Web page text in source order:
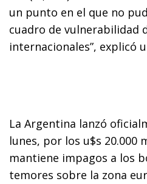
un punto en el que no
cuadro de vulnerabilidad
internacionales”, explicó
La Argentina lanzó
lunes, por los u$s 20.000
mantiene impagos a los
temores sobre la zona